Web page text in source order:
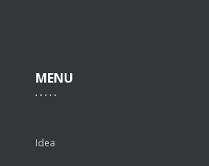
MENU
Idea